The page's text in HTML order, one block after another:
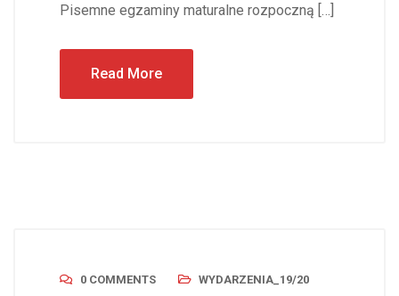
Pisemne egzaminy maturalne rozpoczną […]
Read More
0 COMMENTS WYDARZENIA_19/20